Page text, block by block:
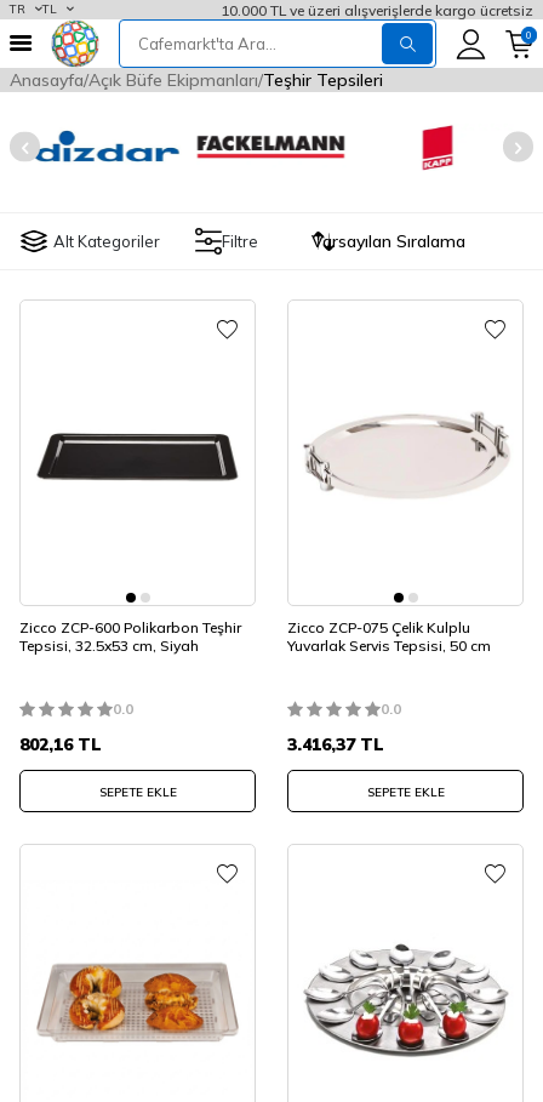
TR TL 10.000 TL ve üzeri alışverişlerde kargo ücretsiz
0
Anasayfa Açık Büfe Ekipmanları Teşhir Tepsileri
Alt Kategoriler Filtre
Zicco ZCP-600 Polikarbon Teşhir
Tepsisi, 32.5x53 cm, Siyah
0.0
802,16TL
SEPETE EKLE
Zicco ZCP-075 Çelik Kulplu
Yuvarlak Servis Tepsisi, 50 cm
0.0
3.416,37TL
SEPETE EKLE